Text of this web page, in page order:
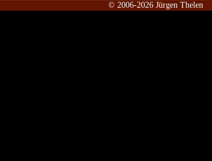
© 2006-2026 Jürgen Thelen